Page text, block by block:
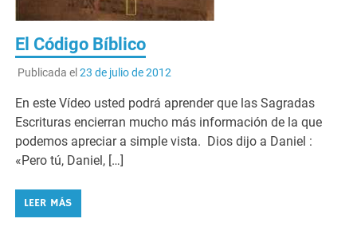
El Código Bíblico
Publicada el 23 de julio de 2012
En este Vídeo usted podrá aprender que las Sagradas
Escrituras encierran mucho más información de la que
podemos apreciar a simple vista. Dios dijo a Daniel :
«Pero tú, Daniel, […]
LEER MÁS